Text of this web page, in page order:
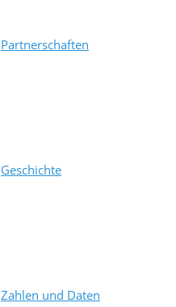
Partnerschaften
Geschichte
Zahlen und Daten